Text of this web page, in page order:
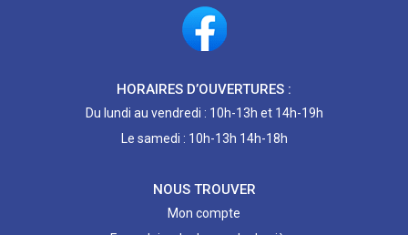
HORAIRES D’OUVERTURES :
Du lundi au vendredi : 10h-13h et 14h-19h
Le samedi : 10h-13h 14h-18h
NOUS TROUVER
Mon compte